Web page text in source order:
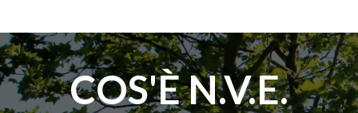
COS'È N.V.E.